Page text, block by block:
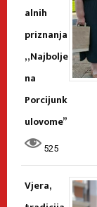
alnih
priznanja
„Najbolje
na
Porcijunk
ulovome”
525
Vjera,